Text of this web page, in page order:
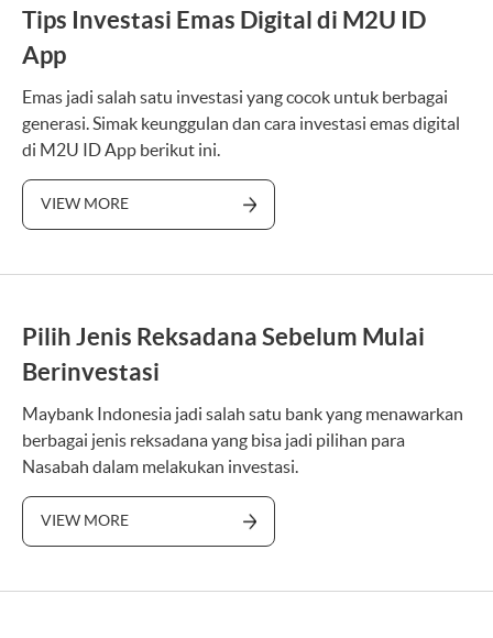
Tips Investasi Emas Digital di M2U ID
App
Emas jadi salah satu investasi yang cocok untuk berbagai
generasi. Simak keunggulan dan cara investasi emas digital
di M2U ID App berikut ini.
VIEW MORE
Pilih Jenis Reksadana Sebelum Mulai
Berinvestasi
Maybank Indonesia jadi salah satu bank yang menawarkan
berbagai jenis reksadana yang bisa jadi pilihan para
Nasabah dalam melakukan investasi.
VIEW MORE